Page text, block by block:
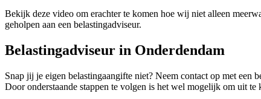
Bekijk deze video om erachter te komen hoe wij niet alleen
geholpen aan een belastingadviseur.
Belastingadviseur in Onderdendam
Snap jij je eigen belastingaangifte niet? Neem contact op met een
Door onderstaande stappen te volgen is het wel mogelijk om uit